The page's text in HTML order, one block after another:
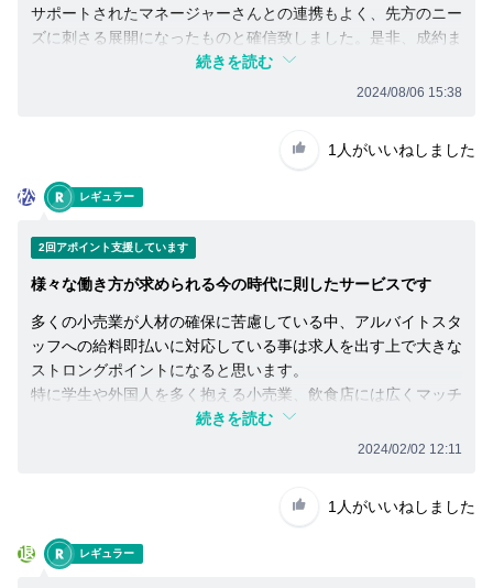
サポートされたマネージャーさんとの連携もよく、先方のニー
ズに刺さる展開になったものと確信致しました。是非、成約ま
で頑張っていただきたいと思います。
続きを読む
2024/08/06 15:38
1人がいいねしました
松 レギュラー
2回アポイント支援しています
様々な働き方が求められる今の時代に則したサービスです
多くの小売業が人材の確保に苦慮している中、アルバイトスタ
ッフへの給料即払いに対応している事は求人を出す上で大きな
ストロングポイントになると思います。
特に学生や外国人を多く抱える小売業、飲食店には広くマッチ
続きを読む
2024/02/02 12:11
1人がいいねしました
退 レギュラー